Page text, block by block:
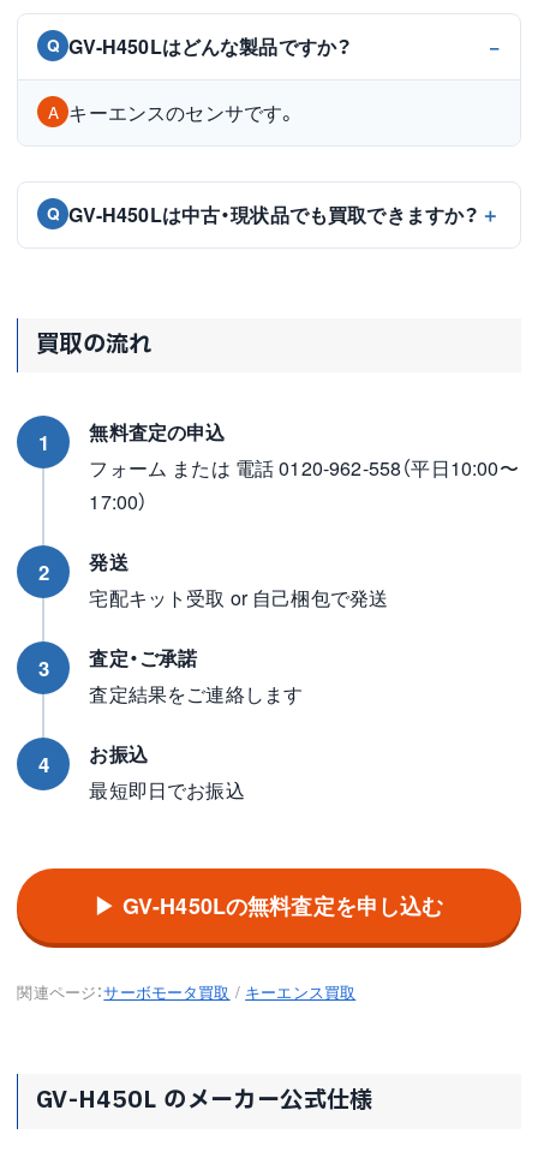
Q GV-H450Lはどんな製品ですか？
A キーエンスのセンサです。
Q GV-H450Lは中古・現状品でも買取できますか？
買取の流れ
1
無料査定の申込
フォーム または 電話 0120-962-558（平日10:00〜
17:00）
2
発送
宅配キット受取 or 自己梱包で発送
3
査定・ご承諾
査定結果をご連絡します
4
お振込
最短即日でお振込
▶ GV-H450Lの無料査定を申し込む
関連ページ：サーボモータ買取 / キーエンス買取
GV-H450L のメーカー公式仕様